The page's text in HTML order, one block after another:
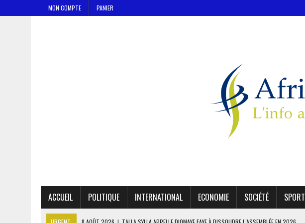
MON COMPTE PANIER
ACCUEIL POLITIQUE INTERNATIONAL ECONOMIE SOCIÉTÉ SPORT